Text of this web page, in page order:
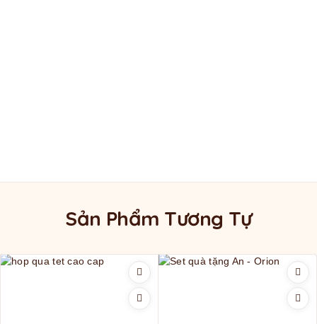
Sản Phẩm Tương Tự